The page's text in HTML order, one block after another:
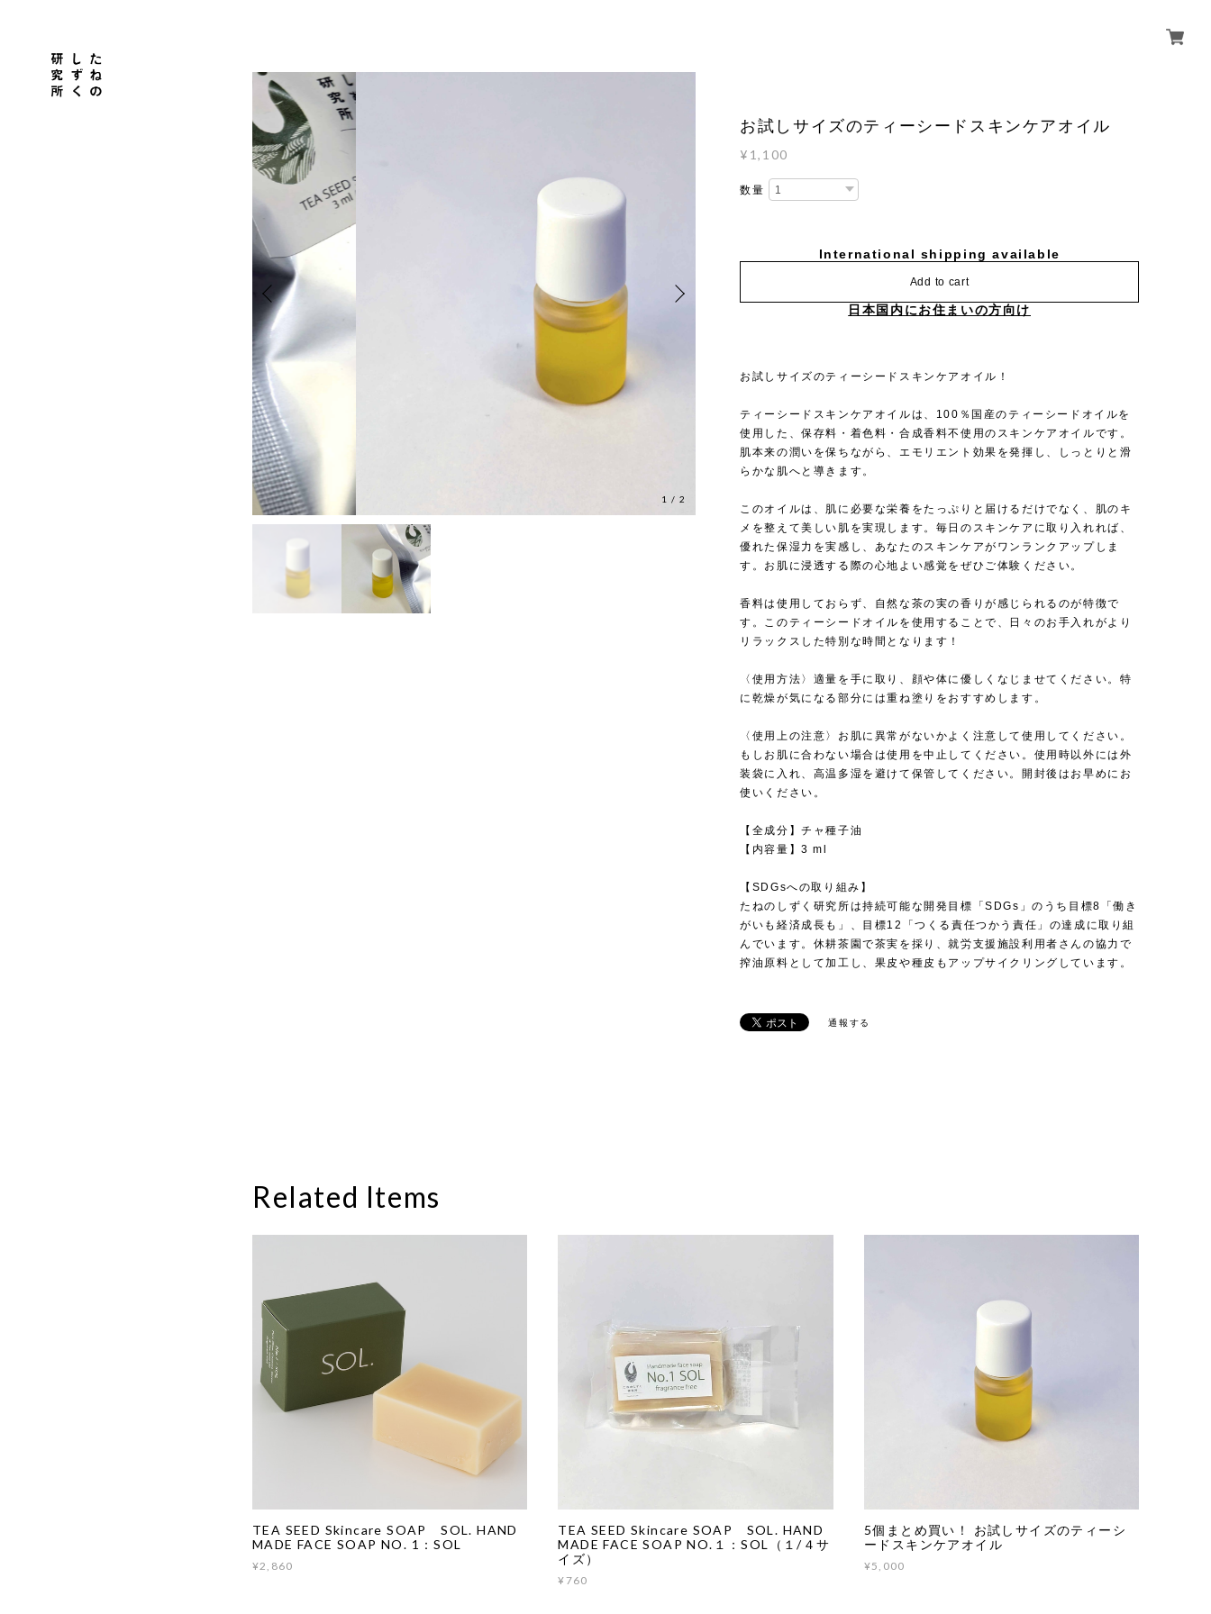
1 /2
お試しサイズのティーシードスキンケアオイル
¥1,100
数量
International shipping available
Add to cart
日本国内にお住まいの方向け
お試しサイズのティーシードスキンケアオイル！
ティーシードスキンケアオイルは、100％国産のティーシードオイルを
使用した、保存料・着色料・合成香料不使用のスキンケアオイルです。
肌本来の潤いを保ちながら、エモリエント効果を発揮し、しっとりと滑
らかな肌へと導きます。
このオイルは、肌に必要な栄養をたっぷりと届けるだけでなく、肌のキ
メを整えて美しい肌を実現します。毎日のスキンケアに取り入れれば、
優れた保湿力を実感し、あなたのスキンケアがワンランクアップしま
す。お肌に浸透する際の心地よい感覚をぜひご体験ください。
香料は使用しておらず、自然な茶の実の香りが感じられるのが特徴で
す。このティーシードオイルを使用することで、日々のお手入れがより
リラックスした特別な時間となります！
〈使用方法〉適量を手に取り、顔や体に優しくなじませてください。特
に乾燥が気になる部分には重ね塗りをおすすめします。
〈使用上の注意〉お肌に異常がないかよく注意して使用してください。
もしお肌に合わない場合は使用を中止してください。使用時以外には外
装袋に入れ、高温多湿を避けて保管してください。開封後はお早めにお
使いください。
【全成分】チャ種子油
【内容量】3 ml
【SDGsへの取り組み】
たねのしずく研究所は持続可能な開発目標「SDGs」のうち目標8「働き
がいも経済成長も」、目標12「つくる責任つかう責任」の達成に取り組
んでいます。休耕茶園で茶実を採り、就労支援施設利用者さんの協力で
搾油原料として加工し、果皮や種皮もアップサイクリングしています。
通報する
Related Items
TEA SEED Skincare SOAP SOL. HAND
MADE FACE SOAP NO. 1：SOL
¥2,860
TEA SEED Skincare SOAP SOL. HAND
MADE FACE SOAP NO.１：SOL（１/４サ
イズ）
¥760
5個まとめ買い！ お試しサイズのティーシ
ードスキンケアオイル
¥5,000